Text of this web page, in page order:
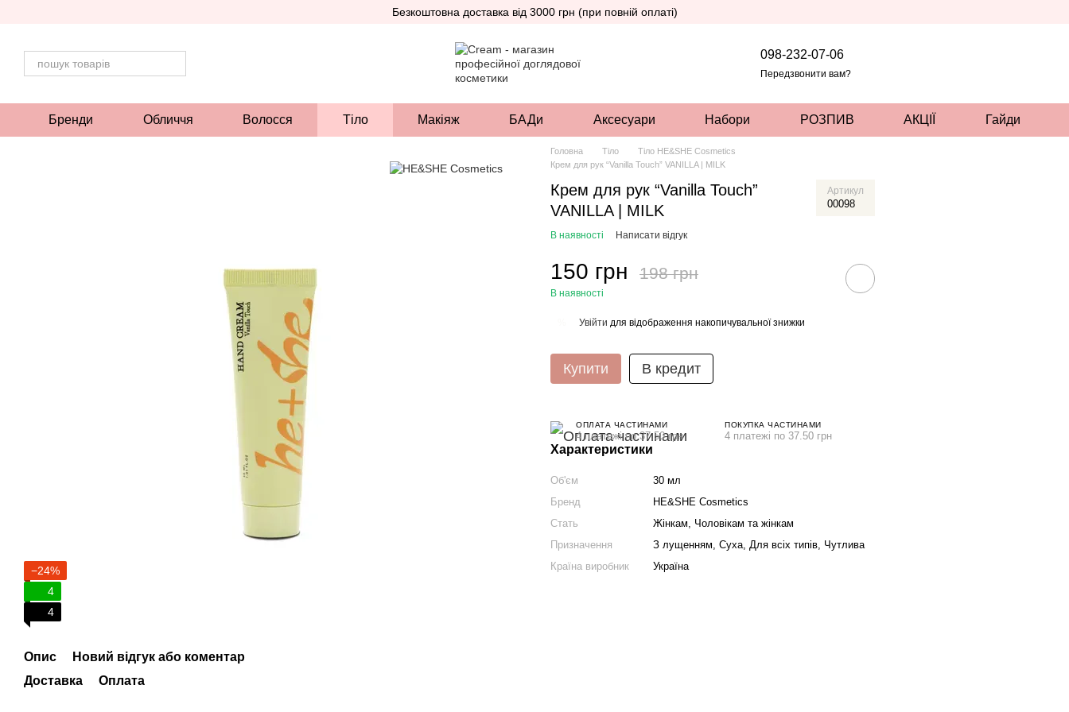
Безкоштовна доставка від 3000 грн (при повній оплаті)
098-232-07-06
Передзвонити вам?
Бренди Обличчя Волосся Тіло Макіяж БАДи Аксесуари Набори РОЗПИВ АКЦІЇ Гайди
−24%
4
4
Опис
Новий відгук або коментар
Доставка
Оплата
Головна Тіло
Тіло HE&SHE Cosmetics
Крем для рук “Vanilla Touch” VANILLA | MILK
Крем для рук “Vanilla Touch”
VANILLA | MILK
Артикул
00098
В наявності Написати відгук
150 грн 198 грн
В наявності
Увійти для відображення накопичувальної знижки
Купити В кредит
ОПЛАТА ЧАСТИНАМИ
4 платежі по 37.50 грн
ПОКУПКА ЧАСТИНАМИ
4 платежі по 37.50 грн
Характеристики
Об'єм
30 мл
Бренд
HE&SHE Cosmetics
Стать
Жінкам, Чоловікам та жінкам
Призначення
З лущенням, Суха, Для всіх типів, Чутлива
Країна виробник
Україна